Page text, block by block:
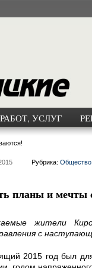
УСЛУГ
Рубрика: Общество
планы и мечты
жители
с
2015 год был